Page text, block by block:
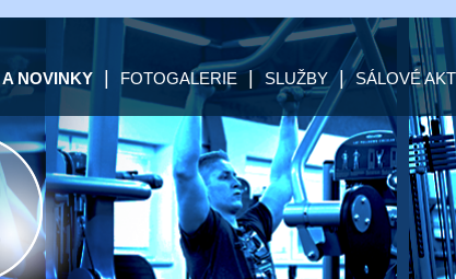
NOVINKY FOTOGALERIE SLUŽBY SÁLOVÉ